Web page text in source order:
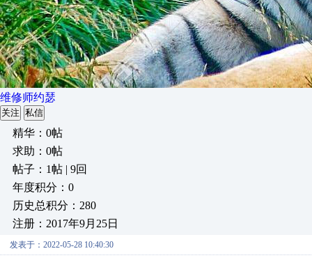
维修师约瑟
关注 私信
精华：0帖
求助：0帖
帖子：1帖 | 9回
年度积分：0
历史总积分：280
注册：2017年9月25日
发表于：2022-05-28 10:40:30